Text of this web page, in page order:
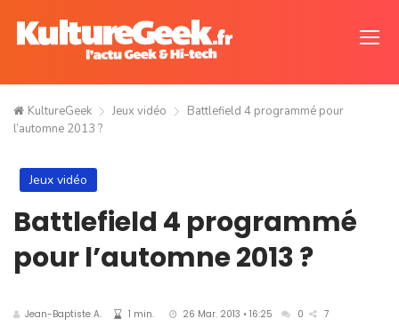
KultureGeek Jeux vidéo
Battlefield 4 programmé pour
l’automne 2013 ?
Jeux vidéo
Battlefield 4 programmé
pour l’automne 2013 ?
Jean-Baptiste A. 1 min. 26 Mar. 2013 • 16:25 0 7